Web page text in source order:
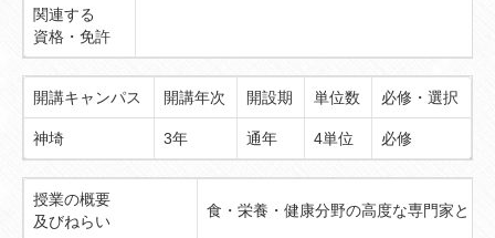
関連する
資格・免許
開講キャンパス 開講年次 開設期 単位数 必修・選択
神埼 3年 通年 4単位 必修
授業の概要
及びねらい
食・栄養・健康分野の高度な専門家とし